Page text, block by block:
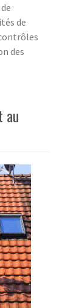
de
des
au